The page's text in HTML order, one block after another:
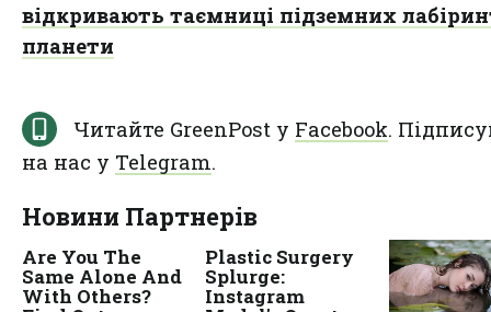
відкривають таємниці підземних
планети
Читайте GreenPost у Facebook.
на нас у Telegram.